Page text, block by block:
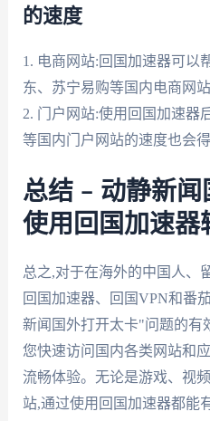
的速度
1. 电商网站:回国加速器可以
东、苏宁易购等国内电商网站
2. 门户网站:使用回国加速器
等国内门户网站的速度也会得
总结 – 动静新闻
使用回国加速器
总之,对于在海外的中国人、
回国加速器、回国VPN和番
新闻国外打开太卡"问题的有
您快速访问国内各类网站和
流畅体验。无论是游戏、视
站,通过使用回国加速器都能